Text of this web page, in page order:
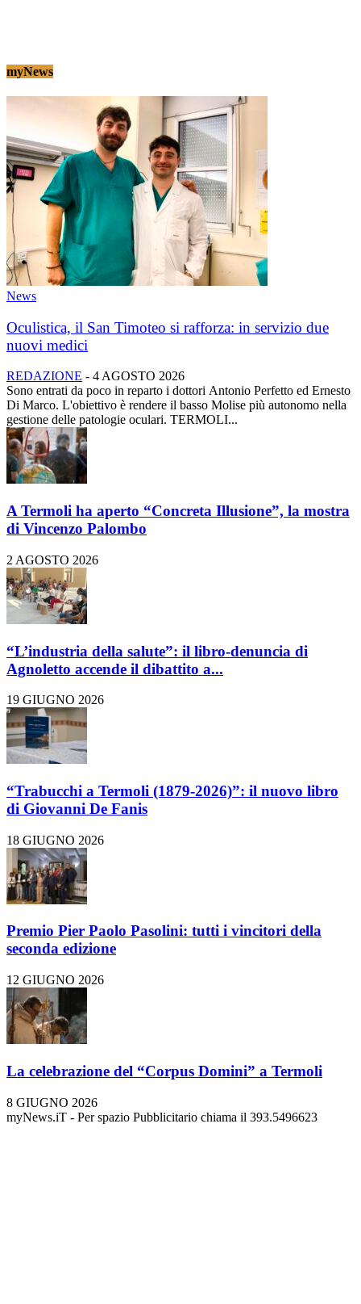
myNews
News
Oculistica, il San Timoteo si rafforza: in servizio due
nuovi medici
REDAZIONE - 4 AGOSTO 2026
Sono entrati da poco in reparto i dottori Antonio Perfetto ed Ernesto
Di Marco. L'obiettivo è rendere il basso Molise più autonomo nella
gestione delle patologie oculari. TERMOLI...
A Termoli ha aperto “Concreta Illusione”, la mostra
di Vincenzo Palombo
2 AGOSTO 2026
“L’industria della salute”: il libro-denuncia di
Agnoletto accende il dibattito a...
19 GIUGNO 2026
“Trabucchi a Termoli (1879-2026)”: il nuovo libro
di Giovanni De Fanis
18 GIUGNO 2026
Premio Pier Paolo Pasolini: tutti i vincitori della
seconda edizione
12 GIUGNO 2026
La celebrazione del “Corpus Domini” a Termoli
8 GIUGNO 2026
myNews.iT - Per spazio Pubblicitario chiama il 393.5496623